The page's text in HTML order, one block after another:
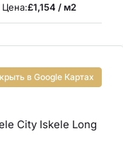
Цена:£1,154 / м2
в Google Картах
City Iskele Long